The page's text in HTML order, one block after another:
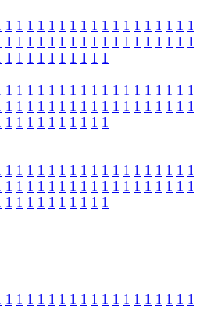
1 1 1 1 1 1 1 1 1 1 1 1 1 1 1 1 1 1
1 1 1 1 1 1 1 1 1 1 1 1 1 1 1 1 1 1
1 1 1 1 1 1 1 1 1 1
1 1 1 1 1 1 1 1 1 1 1 1 1 1 1 1 1 1
1 1 1 1 1 1 1 1 1 1 1 1 1 1 1 1 1 1
1 1 1 1 1 1 1 1 1 1
1 1 1 1 1 1 1 1 1 1 1 1 1 1 1 1 1 1
1 1 1 1 1 1 1 1 1 1 1 1 1 1 1 1 1 1
1 1 1 1 1 1 1 1 1 1
1 1 1 1 1 1 1 1 1 1 1 1 1 1 1 1 1 1